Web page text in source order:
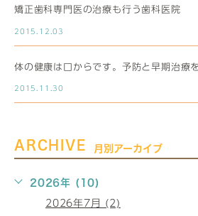
矯正歯科専門医の治療も行う歯科医院
2015.12.03
体の健康は口からです。予防と早期治療
2015.11.30
ARCHIVE 月別アーカイブ
2026年 (10)
2026年7月 (2)